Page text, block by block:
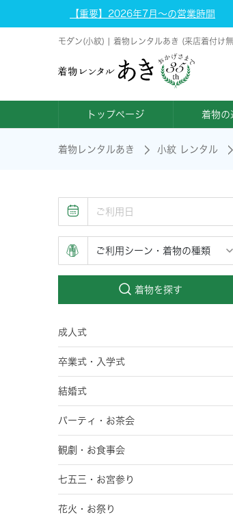
【重要】2026年7月～の営業時間
モダン(小紋) | 着物レンタルあき (来店着付け
トップページ 着物の
着物レンタルあき 小紋 レンタル
着物を探す
成人式
卒業式・入学式
結婚式
パーティ・お茶会
観劇・お食事会
七五三・お宮参り
花火・お祭り